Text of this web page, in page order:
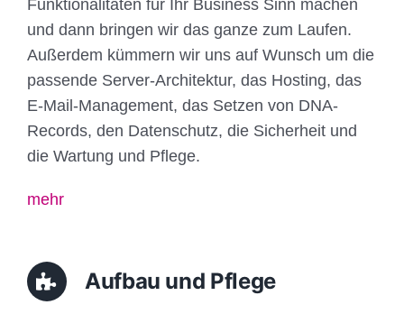
Funktionalitäten für Ihr Business Sinn machen
und dann bringen wir das ganze zum Laufen.
Außerdem kümmern wir uns auf Wunsch um die
passende Server-Architektur, das Hosting, das
E-Mail-Management, das Setzen von DNA-
Records, den Datenschutz, die Sicherheit und
die Wartung und Pflege.
mehr
Aufbau und Pflege